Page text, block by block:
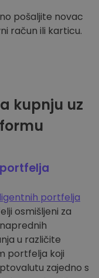
pošaljite novac
račun ili karticu.
kupnju uz
portfelja
osmišljeni za
u različite
portfelja koji
zajedno s